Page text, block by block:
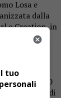
Losa e
dalla
e Creation, in
Culturale di
parte di un
nella
nel 2020
Risparmio di
tuo